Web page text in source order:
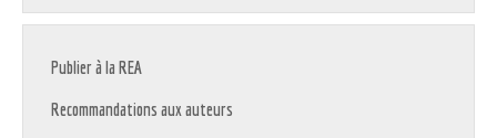
Publier à la REA
Recommandations aux auteurs